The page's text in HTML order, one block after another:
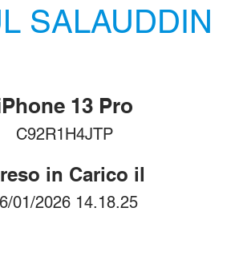
SALAUDDIN
in Carico il
01/2026 14.18.25
13 Pro
C92R1H4JTP